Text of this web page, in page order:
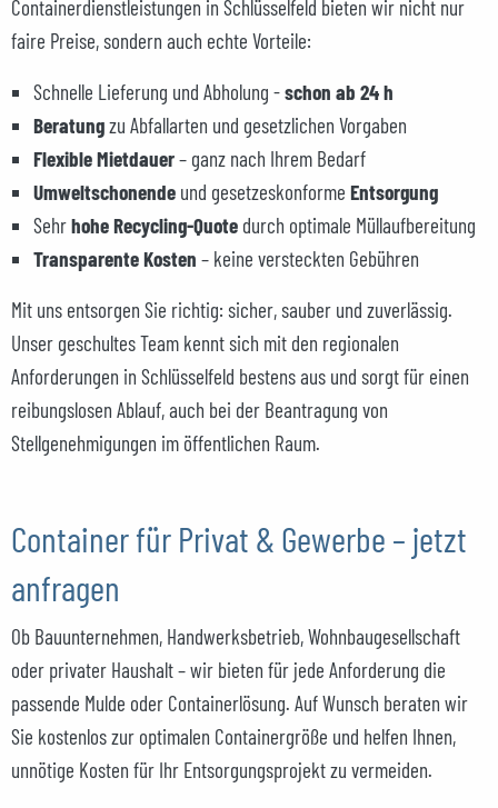
Containerdienstleistungen in Schlüsselfeld bieten wir nicht nur
faire Preise, sondern auch echte Vorteile:
Schnelle Lieferung und Abholung -schon ab 24 h
Beratungzu Abfallarten und gesetzlichen Vorgaben
Flexible Mietdauer– ganz nach Ihrem Bedarf
Umweltschonende und gesetzeskonforme Entsorgung
Sehrhohe Recycling-Quote durch optimale Müllaufbereitung
Transparente Kosten – keine versteckten Gebühren
Mit uns entsorgen Sie richtig: sicher, sauber und zuverlässig.
Unser geschultes Team kennt sich mit den regionalen
Anforderungen in Schlüsselfeld bestens aus und sorgt für einen
reibungslosen Ablauf, auch bei der Beantragung von
Stellgenehmigungen im öffentlichen Raum.
Container für Privat & Gewerbe – jetzt
anfragen
Ob Bauunternehmen, Handwerksbetrieb, Wohnbaugesellschaft
oder privater Haushalt – wir bieten für jede Anforderung die
passende Mulde oder Containerlösung. Auf Wunsch beraten wir
Sie kostenlos zur optimalen Containergröße und helfen Ihnen,
unnötige Kosten für Ihr Entsorgungsprojekt zu vermeiden.